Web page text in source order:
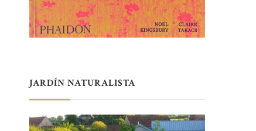
JARDÍN NATURALISTA